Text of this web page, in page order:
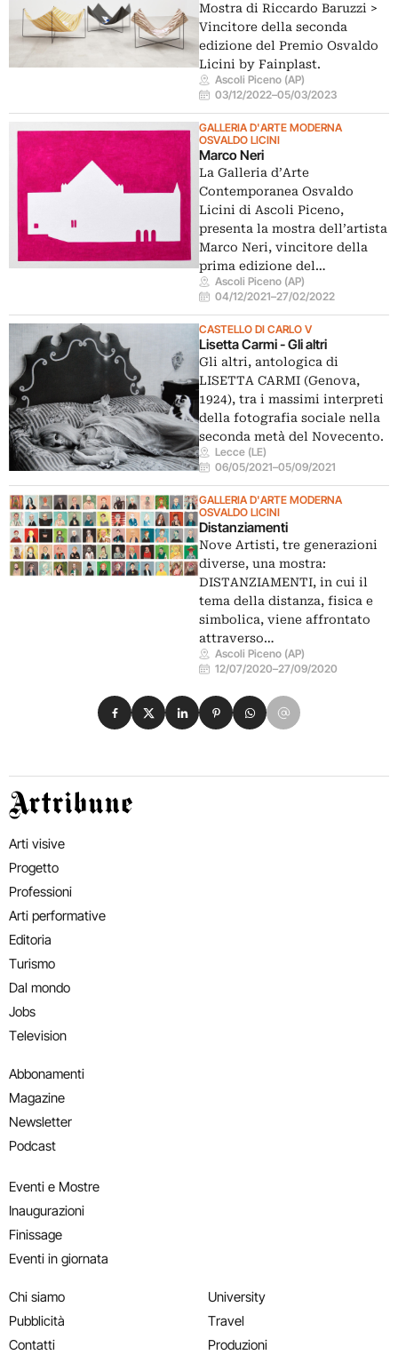
Mostra di Riccardo Baruzzi >
Vincitore della seconda
edizione del Premio Osvaldo
Licini by Fainplast.
Ascoli Piceno (AP)
03/12/2022–05/03/2023
GALLERIA D'ARTE MODERNA
OSVALDO LICINI
Marco Neri
La Galleria d’Arte
Contemporanea Osvaldo
Licini di Ascoli Piceno,
presenta la mostra dell’artista
Marco Neri, vincitore della
prima edizione del…
Ascoli Piceno (AP)
04/12/2021–27/02/2022
CASTELLO DI CARLO V
Lisetta Carmi - Gli altri
Gli altri, antologica di
LISETTA CARMI (Genova,
1924), tra i massimi interpreti
della fotografia sociale nella
seconda metà del Novecento.
Lecce (LE)
06/05/2021–05/09/2021
GALLERIA D'ARTE MODERNA
OSVALDO LICINI
Distanziamenti
Nove Artisti, tre generazioni
diverse, una mostra:
DISTANZIAMENTI, in cui il
tema della distanza, fisica e
simbolica, viene affrontato
attraverso…
Ascoli Piceno (AP)
12/07/2020–27/09/2020
Condividi su Facebook
Condividi su X
Condividi su LinkedIn
Condividi su Pinterest
Condividi su WhatsApp
Condividi su Email
Artribune
Arti visive
Progetto
Professioni
Arti performative
Editoria
Turismo
Dal mondo
Jobs
Television
Abbonamenti
Magazine
Newsletter
Podcast
Eventi e Mostre
Inaugurazioni
Finissage
Eventi in giornata
Chi siamo
Pubblicità
Contatti
University
Travel
Produzioni